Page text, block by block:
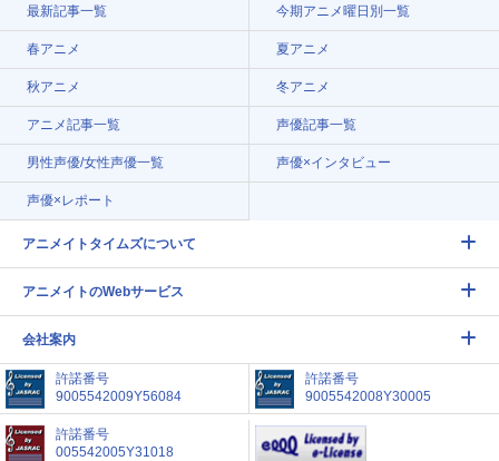
最新記事一覧 今期アニメ曜日別一覧
春アニメ 夏アニメ
秋アニメ 冬アニメ
アニメ記事一覧 声優記事一覧
男性声優/女性声優一覧 声優×インタビュー
声優×レポート
アニメイトタイムズについて
アニメイトのWebサービス
会社案内
許諾番号
9005542009Y56084
許諾番号
9005542008Y30005
許諾番号
005542005Y31018